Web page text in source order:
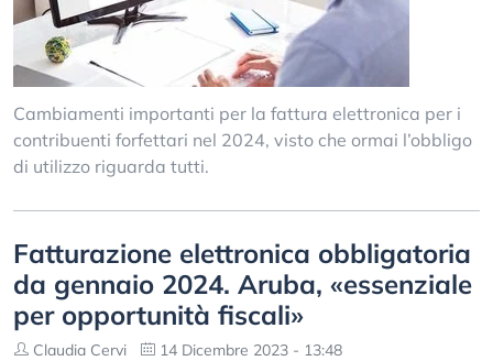
Cambiamenti importanti per la fattura elettronica per i
contribuenti forfettari nel 2024, visto che ormai l’obbligo
di utilizzo riguarda tutti.
Fatturazione elettronica obbligatoria
da gennaio 2024. Aruba, «essenziale
per opportunità fiscali»
Claudia Cervi 14 Dicembre 2023 - 13:48